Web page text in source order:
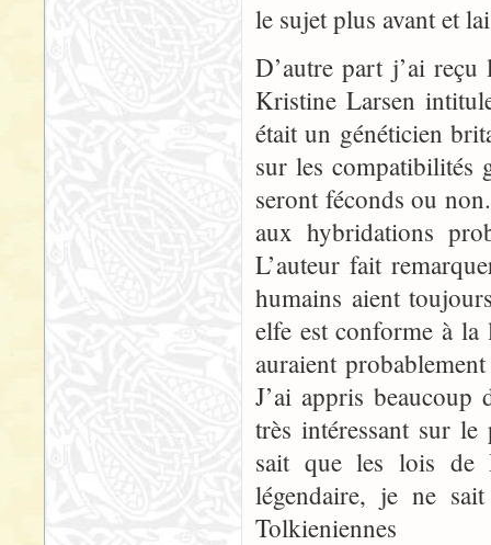
le sujet plus avant et
D’autre part j’ai
Kristine Larsen
était un généticien
sur les compatibilités
seront féconds ou
aux hybridations
L’auteur fait
humains aient
elfe est conforme à la
auraient
J’ai appris
très intéressant sur
sait que les lois de
légendaire, je ne
Tolkieniennes